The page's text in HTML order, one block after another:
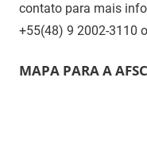
contato para mais
+55(48) 9 2002-3110
MAPA PARA A AFSC